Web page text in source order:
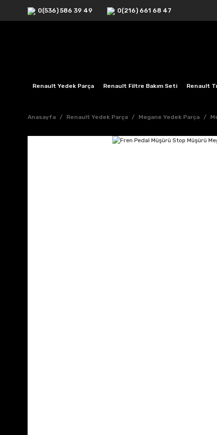
0(536) 586 39 49 0(216) 661 68 47
Renault Yedek Parça Renault Filtre Bakım Seti Renault
Anasayfa Renault Yedek Parça Megane Yedek Parça